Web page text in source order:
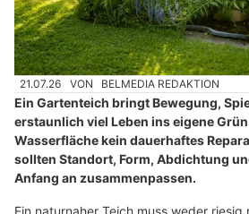
21.07.26 VON BELMEDIA REDAKTION
Ein Gartenteich bringt Bewegung,
erstaunlich viel Leben ins eigene
Wasserfläche kein dauerhaftes
sollten Standort, Form, Abdichtung
Anfang an zusammenpassen.
Ein naturnaher Teich muss weder riesig